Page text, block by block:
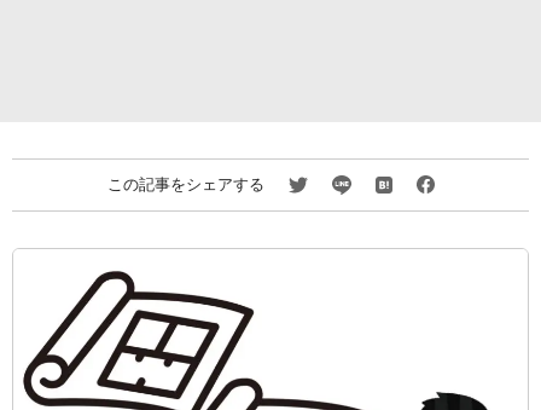
この記事をシェアする